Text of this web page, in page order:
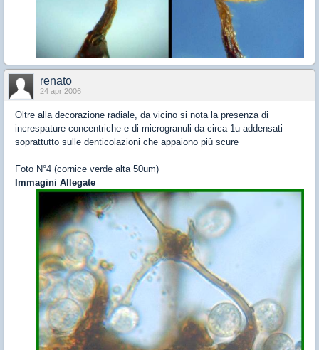
renato
24 apr 2006
Oltre alla decorazione radiale, da vicino si nota la presenza di
increspature concentriche e di microgranuli da circa 1u addensati
soprattutto sulle denticolazioni che appaiono più scure
Foto N°4 (cornice verde alta 50um)
Immagini Allegate